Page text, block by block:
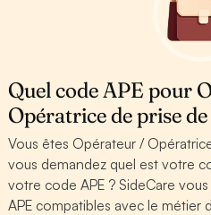
Quel code APE pour
Opératrice de prise de
Vous êtes Opérateur /
vous demandez quel est votre
votre code APE ? SideCare
APE compatibles avec le métier